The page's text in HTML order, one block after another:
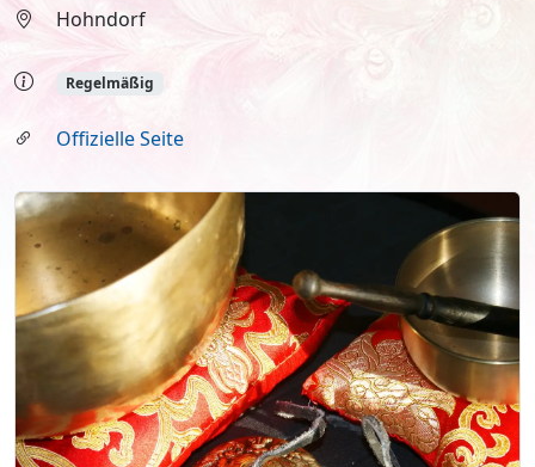
Hohndorf
Regelmäßig
Offizielle Seite